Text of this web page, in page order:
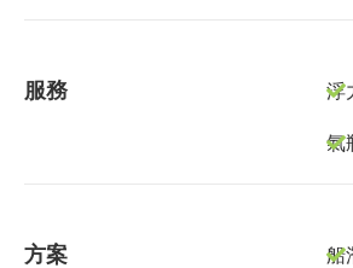
服務 浮
氣
方案 船